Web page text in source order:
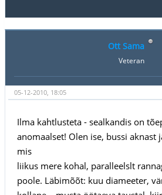
Ott Sama
Veteran
05-12-2010, 18:05
Ilma kahtlusteta - sealkandis on
anomaalset! Olen ise, bussi aknast
mis
liikus mere kohal, paralleelslt
poole. Läbimõõt: kuu diameeter,